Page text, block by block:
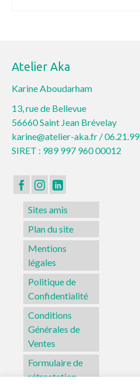
Atelier Aka
Karine Aboudarham
13, rue de Bellevue
56660 Saint Jean Brévelay
karine@atelier-aka.fr /
SIRET : 989 997 960 00012
Sites amis
Plan du site
Mentions
légales
Politique de
Confidentialité
Conditions
Générales de
Ventes
Formulaire de
rétractation